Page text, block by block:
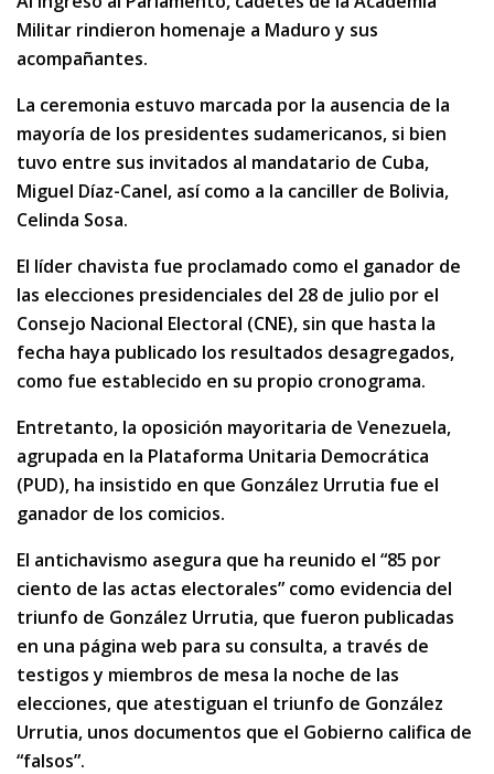
Militar rindieron homenaje a Maduro y sus
acompañantes.
La ceremonia estuvo marcada por la ausencia de la
mayoría de los presidentes sudamericanos, si bien
tuvo entre sus invitados al mandatario de Cuba,
Miguel Díaz-Canel, así como a la canciller de Bolivia,
Celinda Sosa.
El líder chavista fue proclamado como el ganador de
las elecciones presidenciales del 28 de julio por el
Consejo Nacional Electoral (CNE), sin que hasta la
fecha haya publicado los resultados desagregados,
como fue establecido en su propio cronograma.
Entretanto, la oposición mayoritaria de Venezuela,
agrupada en la Plataforma Unitaria Democrática
(PUD), ha insistido en que González Urrutia fue el
ganador de los comicios.
El antichavismo asegura que ha reunido el “85 por
ciento de las actas electorales” como evidencia del
triunfo de González Urrutia, que fueron publicadas
en una página web para su consulta, a través de
testigos y miembros de mesa la noche de las
elecciones, que atestiguan el triunfo de González
Urrutia, unos documentos que el Gobierno califica de
“falsos”.